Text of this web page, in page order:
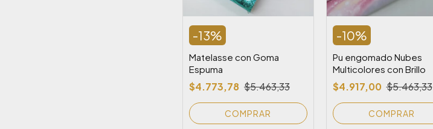
-13%
Matelasse con Goma
Espuma
$4.773,78 $5.463,33
COMPRAR
-10%
Pu engomado Nubes
Multicolores con Brillo
$4.917,00 $5.463,33